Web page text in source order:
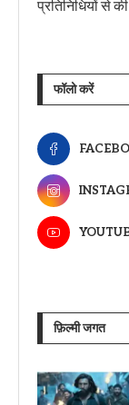
प्रतिनिधियों से
फॉलो करें
फ़िल्मी जगत